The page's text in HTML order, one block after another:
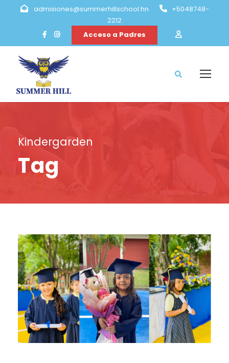
admisiones@summerhillschool.hn
+5048748-
2212
Acceso a Padres
Kindergarden
Tag